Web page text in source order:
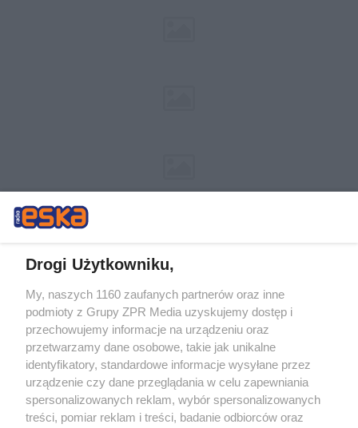
Żaden utwór zamieszczony w serwisie nie może być powielany i
rozpowszechniany lub dalej rozpowszechniany w jakikolwiek sposób (w
tym także elektroniczny lub mechaniczny) na jakimkolwiek polu
eksploatacji w jakiejkolwiek formie, włącznie z umieszczaniem w
Internecie bez pisemnej zgody właściciela praw. Jakiekolwiek użycie lub
wykorzystanie utworów w całości lub w części z naruszeniem prawa,
tzn. bez właściwej zgody, jest zabronione pod groźbą kary i może być
ścigane prawnie.
Drogi Użytkowniku,
My, naszych 1160 zaufanych partnerów oraz inne
podmioty z Grupy ZPR Media uzyskujemy dostęp i
przechowujemy informacje na urządzeniu oraz
przetwarzamy dane osobowe, takie jak unikalne
identyfikatory, standardowe informacje wysyłane przez
urządzenie czy dane przeglądania w celu zapewniania
spersonalizowanych reklam, wybór spersonalizowanych
treści, pomiar reklam i treści, badanie odbiorców oraz